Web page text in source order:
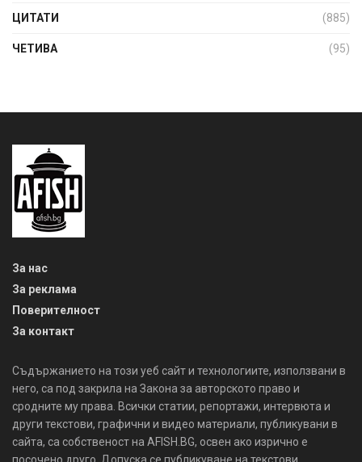
ЦИТАТИ (885)
ЧЕТИВА (95)
За нас
За реклама
Поверителност
За контакт
Съдържанието на този уеб сайт и технологиите, използвани в
него, са под закрила на Закона за авторското право и
сродните му права. Всички статии, репортажи, интервюта и
други текстови, графични и видео материали, публикувани в
сайта, са собственост на AFISH.BG, освен ако изрично е
посочено друго. Допуска се публикуване на текстови